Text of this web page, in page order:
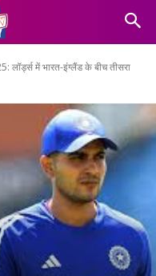
में भारत-इंग्लैंड के बीच तीसरा